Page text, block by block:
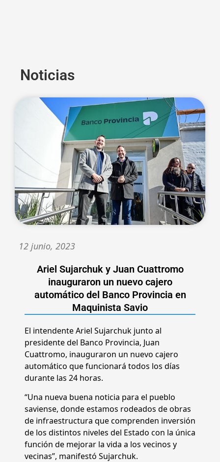
Noticias
12 junio, 2023
Ariel Sujarchuk y Juan Cuattromo
inauguraron un nuevo cajero
automático del Banco Provincia en
Maquinista Savio
El intendente Ariel Sujarchuk junto al
presidente del Banco Provincia, Juan
Cuattromo, inauguraron un nuevo cajero
automático que funcionará todos los días
durante las 24 horas.
“Una nueva buena noticia para el pueblo
saviense, donde estamos rodeados de obras
de infraestructura que comprenden inversión
de los distintos niveles del Estado con la única
función de mejorar la vida a los vecinos y
vecinas”, manifestó Sujarchuk.